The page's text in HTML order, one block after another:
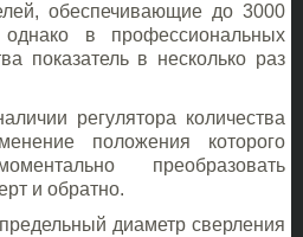
обеспечивающие до 3000
в профессиональных
показатель в несколько раз
регулятора количества
положения которого
преобразовать
и обратно.
диаметр сверления